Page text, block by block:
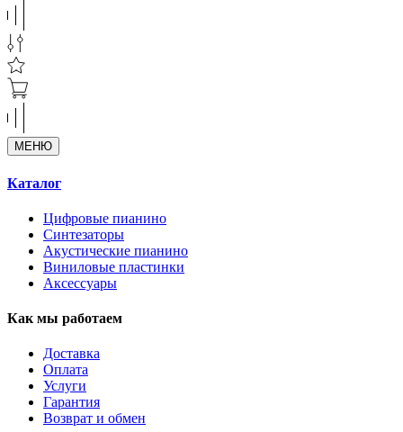
МЕНЮ
Каталог
Цифровые пианино
Синтезаторы
Акустические пианино
Виниловые пластинки
Аксессуары
Как мы работаем
Доставка
Оплата
Услуги
Гарантия
Возврат и обмен